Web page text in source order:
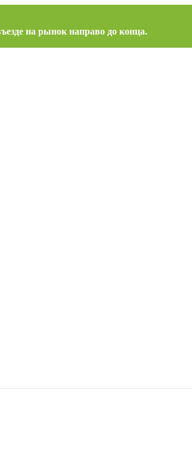
на рынок направо до конца.